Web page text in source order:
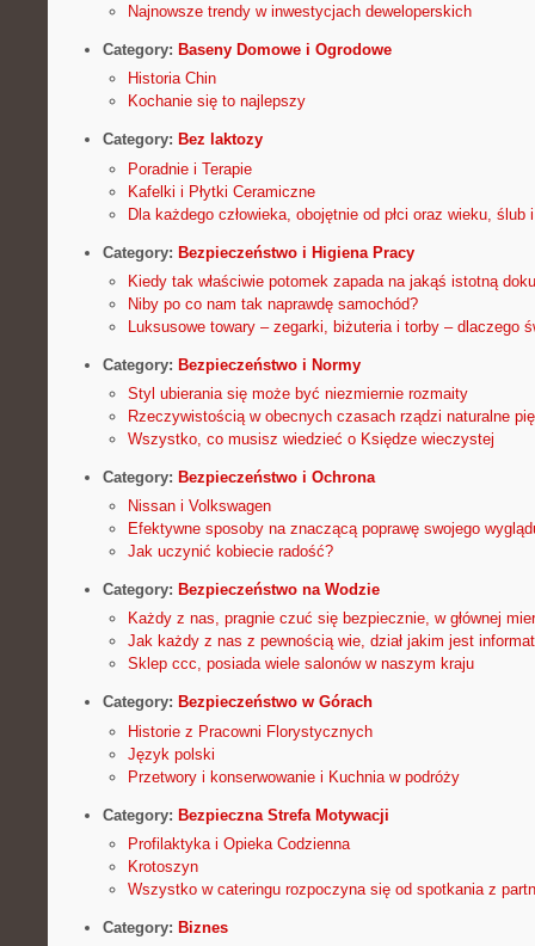
Najnowsze trendy w inwestycjach deweloperskich
Category: Baseny Domowe i Ogrodowe
Historia Chin
Kochanie się to najlepszy
Category: Bez laktozy
Poradnie i Terapie
Kafelki i Płytki Ceramiczne
Dla każdego człowieka, obojętnie od płci oraz wieku,
Category: Bezpieczeństwo i Higiena Pracy
Kiedy tak właściwie potomek zapada na jakąś istotną
Niby po co nam tak naprawdę samochód?
Luksusowe towary – zegarki, biżuteria i torby – dlaczego
Category: Bezpieczeństwo i Normy
Styl ubierania się może być niezmiernie rozmaity
Rzeczywistością w obecnych czasach rządzi naturalne
Wszystko, co musisz wiedzieć o Księdze wieczystej
Category: Bezpieczeństwo i Ochrona
Nissan i Volkswagen
Efektywne sposoby na znaczącą poprawę swojego
Jak uczynić kobiecie radość?
Category: Bezpieczeństwo na Wodzie
Każdy z nas, pragnie czuć się bezpiecznie, w głównej
Jak każdy z nas z pewnością wie, dział jakim jest
Sklep ccc, posiada wiele salonów w naszym kraju
Category: Bezpieczeństwo w Górach
Historie z Pracowni Florystycznych
Język polski
Przetwory i konserwowanie i Kuchnia w podróży
Category: Bezpieczna Strefa Motywacji
Profilaktyka i Opieka Codzienna
Krotoszyn
Wszystko w cateringu rozpoczyna się od spotkania z
Category: Biznes